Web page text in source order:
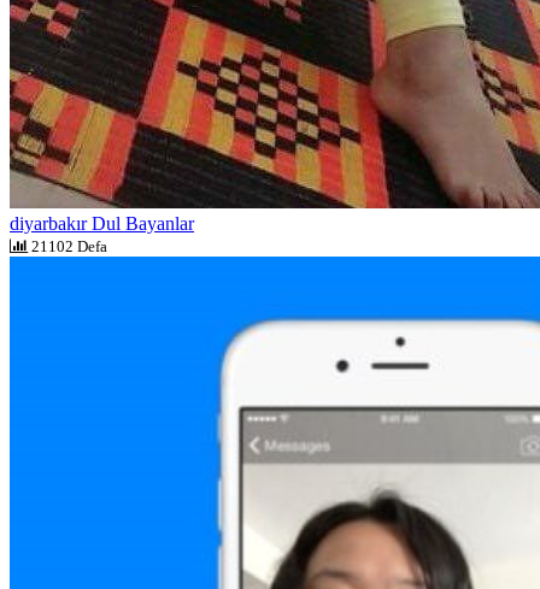
diyarbakır Dul Bayanlar
21102 Defa